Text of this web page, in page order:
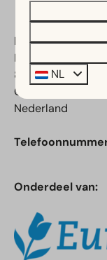
EuroParcs De
Flevoweg 90
8265 PL Kampen
Overijssel
Nederland
Onderdeel van:
NL